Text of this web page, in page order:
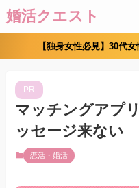
婚活クエスト
【独身女性必見】30代
PR
マッチングアプ
ッセージ来ない
恋活・婚活